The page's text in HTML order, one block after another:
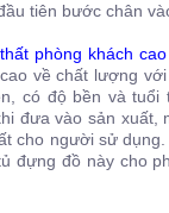
tiên bước chân
phòng khách
về chất lượng
có độ bền và tuổi
đưa vào sản xuất,
cho người sử
đựng đồ này cho